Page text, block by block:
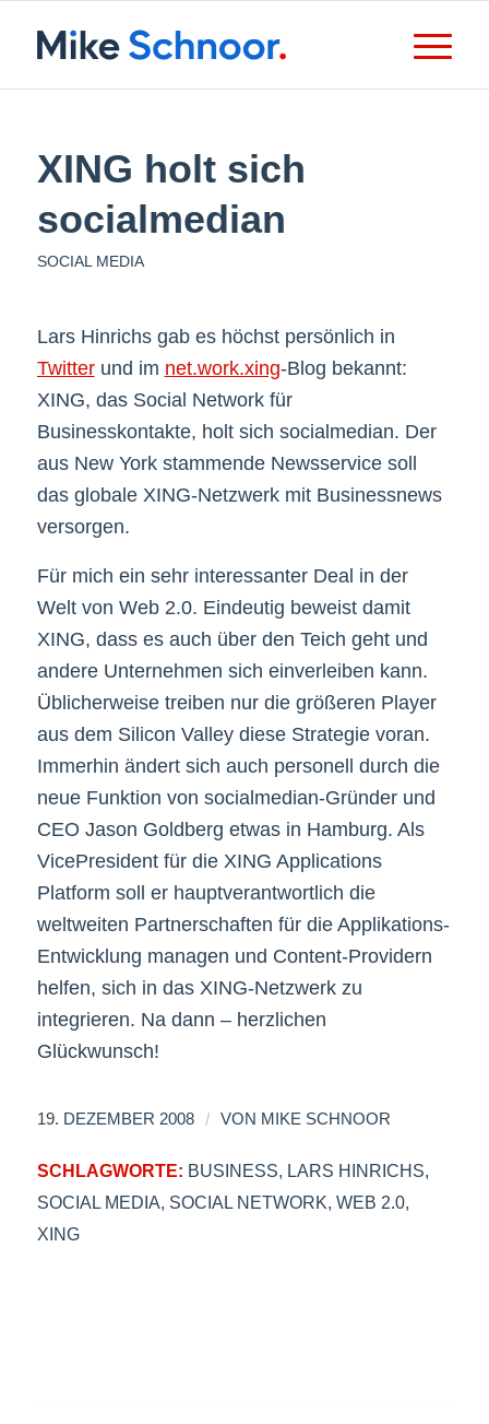
XING holt sich
socialmedian
SOCIAL MEDIA
Lars Hinrichs gab es höchst persönlich in
Twitterund im net.work.xing-Blog bekannt:
XING, das Social Network für
Businesskontakte, holt sich socialmedian. Der
aus New York stammende Newsservice soll
das globale XING-Netzwerk mit Businessnews
versorgen.
Für mich ein sehr interessanter Deal in der
Welt von Web 2.0. Eindeutig beweist damit
XING, dass es auch über den Teich geht und
andere Unternehmen sich einverleiben kann.
Üblicherweise treiben nur die größeren Player
aus dem Silicon Valley diese Strategie voran.
Immerhin ändert sich auch personell durch die
neue Funktion von socialmedian-Gründer und
CEO Jason Goldberg etwas in Hamburg. Als
VicePresident für die XING Applications
Platform soll er hauptverantwortlich die
weltweiten Partnerschaften für die Applikations-
Entwicklung managen und Content-Providern
helfen, sich in das XING-Netzwerk zu
integrieren. Na dann – herzlichen
Glückwunsch!
19. DEZEMBER 2008 / VON MIKE SCHNOOR
SCHLAGWORTE: BUSINESS, LARS HINRICHS,
SOCIAL MEDIA, SOCIAL NETWORK, WEB 2.0,
XING